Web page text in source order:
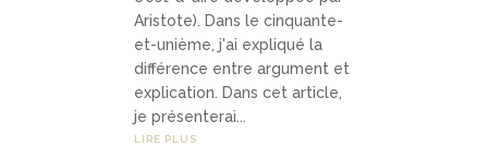
Aristote). Dans le cinquante-
et-unième, j'ai expliqué la
différence entre argument et
explication. Dans cet article,
je présenterai...
LIRE PLUS